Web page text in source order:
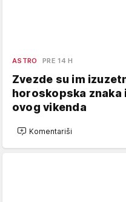
ASTRO PRE 14 H
Zvezde su im
horoskopska znaka
ovog vikenda
Komentariši